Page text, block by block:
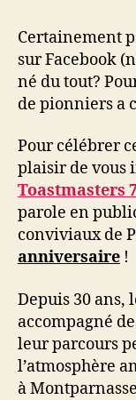
Certainement
sur Facebook
né du tout?
de pionniers a
Pour célébrer
plaisir de vous
Toastmasters
parole en
conviviaux de
anniversaire !
Depuis 30 ans,
accompagné
leur parcours
l’atmosphère
à